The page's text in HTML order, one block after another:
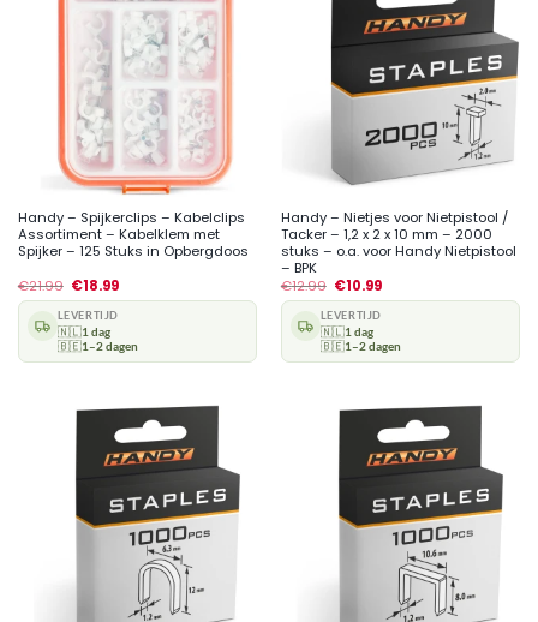
Handy – Spijkerclips – Kabelclips
Assortiment – Kabelklem met
Spijker – 125 Stuks in Opbergdoos
€21.99 €18.99
LEVERTIJD
🇳🇱1 dag
🇧🇪1–2 dagen
Handy – Nietjes voor Nietpistool /
Tacker – 1,2 x 2 x 10 mm – 2000
stuks – o.a. voor Handy Nietpistool
– BPK
€12.99 €10.99
LEVERTIJD
🇳🇱1 dag
🇧🇪1–2 dagen